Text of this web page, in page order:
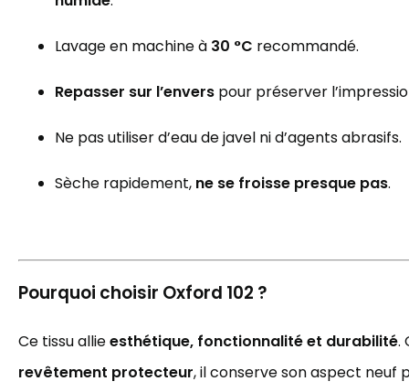
Lavage en machine à 30 °C recommandé.
Repasser sur l’envers pour préserver
Ne pas utiliser d’eau de javel ni d’agents abrasifs.
Sèche rapidement, ne se froisse presque pas.
Pourquoi choisir Oxford 102 ?
Ce tissu allieesthétique, fonctionnalité et durabilité.
revêtement protecteur, il conserve son aspect neuf